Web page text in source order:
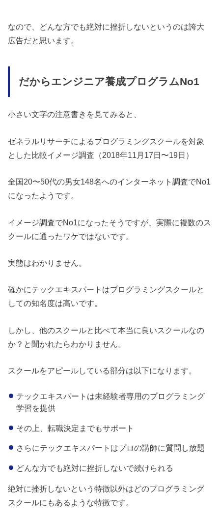
なので、どんな方でも絶対に挫折しないというのは誇大
広告だと思います。
だからエンジニア養成プログラムNo1
小さい文字の注意書きを見てみると、
ゼネラルリサーチによるプログラミングスクールを対象
とした比較イメージ調査（2018年11月17日〜19日）
全国20〜50代の男女148名へのインターネット調査でNo1
になったようです。
イメージ調査でNo1になったそうですが、実際に複数のス
クールに通ったワケではないです。
実態はわかりません。
確かにテックエキスパートはプログラミングスクールと
しての知名度は高いです。
しかし、他のスクールと比べて本当に良いスクールなの
か？と聞かれたらわかりません。
スクールをアピールしている部分は以下になります。
テックエキスパートは未経験者専用のプログラミング
学習を提供
その上、転職決定までもサポート
さらにテックエキスパートはプロの講師に質問し放題
どんな方でも絶対に挫折しないで続けられる
絶対に挫折しないという特徴以外はどのプログラミング
スクールにもあるような特徴です。